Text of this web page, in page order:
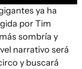
ya ha
por Tim
sombría y
narrativo será
y buscará